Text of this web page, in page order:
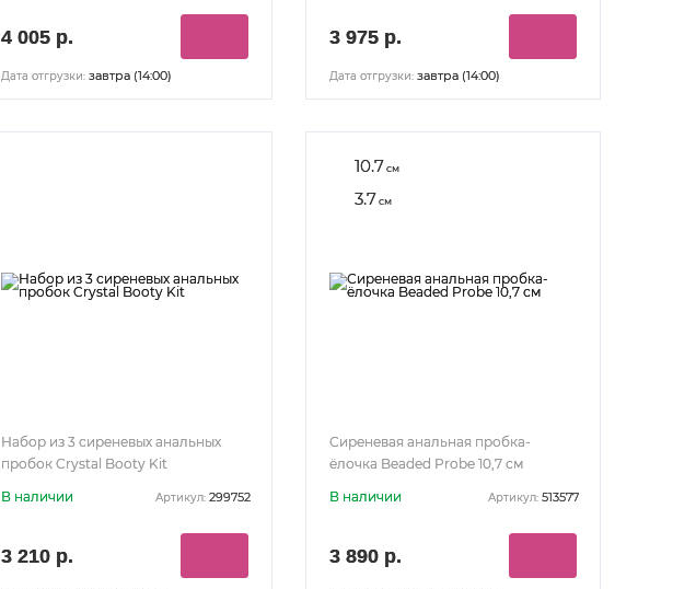
4 005 р.
Дата отгрузки: завтра (14:00)
3 975 р.
Дата отгрузки: завтра (14:00)
Набор из 3 сиреневых анальных
пробок Crystal Booty Kit
В наличии
Артикул: 299752
3 210 р.
10.7см
3.7см
Сиреневая анальная пробка-
ёлочка Beaded Probe 10,7 см
В наличии
Артикул: 513577
3 890 р.